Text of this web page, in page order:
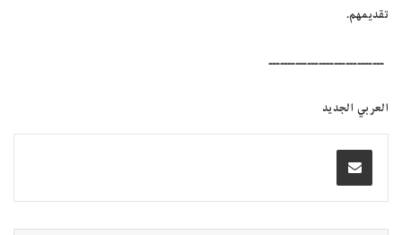
تقديمهم.
ــــــــــــــــــــــــــــــ
العربي الجديد